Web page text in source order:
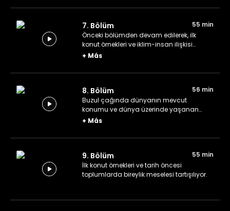
7. Bölüm
55 min
Önceki bölümden devam edilerek, ilk
konut örnekleri ve iklim-insan ilişkisi
konuşuluyor.
+ Más
8. Bölüm
56 min
Buzul çağında dünyanın mevcut
konumu ve dünya üzerinde yaşanan
göçler konuşuluyor.
+ Más
9. Bölüm
55 min
İlk konut örnekleri ve tarih öncesi
toplumlarda bireylik meselesi tartışılıyor.